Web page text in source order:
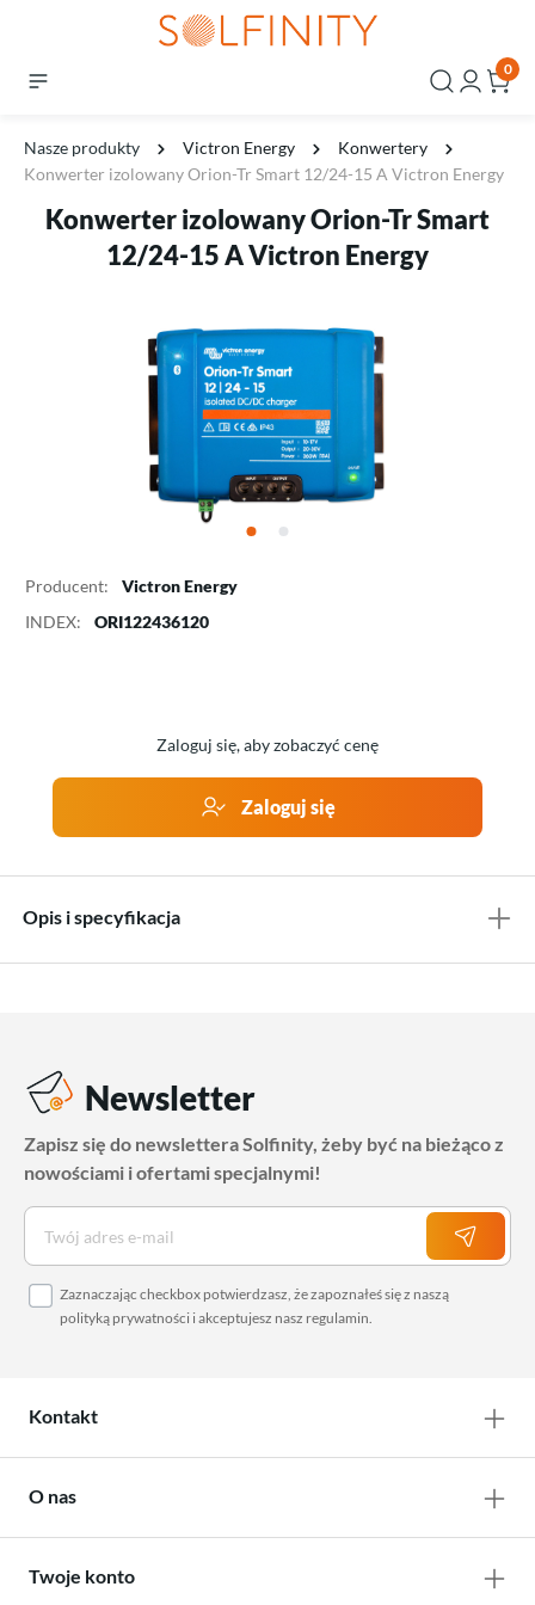
0
Nasze produkty Victron Energy
Konwertery
Konwerter izolowany Orion-Tr Smart 12/24-15 A Victron Energy
Konwerter izolowany Orion-Tr Smart
12/24-15 A Victron Energy
Producent:
Victron Energy
INDEX:
ORI122436120
Zaloguj się, aby zobaczyć cenę
Zaloguj się
Opis i specyfikacja
Newsletter
Zapisz się do newslettera Solfinity, żeby być na bieżąco z
nowościami i ofertami specjalnymi!
Zaznaczając checkbox potwierdzasz, że zapoznałeś się z naszą
polityką prywatności i akceptujesz nasz regulamin.
Kontakt
O nas
Twoje konto